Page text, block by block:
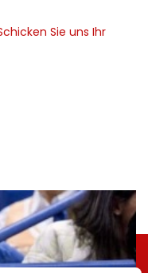
Sie uns Ihr